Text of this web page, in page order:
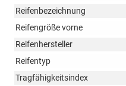
Reifenbezeichnung
Reifengröße vorne
Reifenhersteller
Reifentyp
Tragfähigkeitsindex